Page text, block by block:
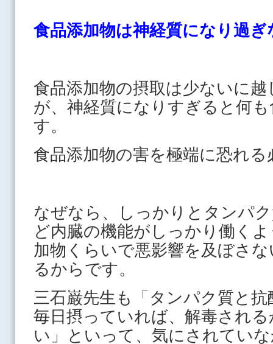
食品添加物は神経質になり過ぎ
食品添加物の摂取は少ないに
が、神経質になりすぎると何
す。
食品添加物の害を極端に恐れ
なぜなら、しっかりとタンパ
ど内臓の機能がしっかり働く
加物くらいで悪影響を及ぼさ
るからです。
三石巌先生も「タンパク質と
毎日摂っていれば、解毒され
い」といって、気にされてい